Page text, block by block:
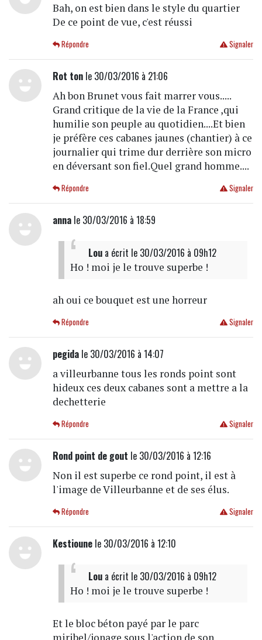
Bah, on est bien dans le style du quartier
De ce point de vue, c'est réussi
Signaler
Répondre
Rot tonle 30/03/2016 à 21:06
Ah bon Brunet vous fait marrer vous.....
Grand critique de la vie de la France ,qui
humilie son peuple au quotidien....Et bien
je préfère ces cabanes jaunes (chantier) à ce
journalier qui trime dur derrière son micro
en déversant son fiel.Quel grand homme....
Signaler
Répondre
annale 30/03/2016 à 18:59
Loua écrit le 30/03/2016 à 09h12
Ho ! moi je le trouve superbe !
ah oui ce bouquet est une horreur
Signaler
Répondre
pegidale 30/03/2016 à 14:07
a villeurbanne tous les ronds point sont
hideux ces deux cabanes sont a mettre a la
dechetterie
Signaler
Répondre
Rond point de gout le 30/03/2016 à 12:16
Non il est superbe ce rond point, il est à
l'image de Villeurbanne et de ses élus.
Signaler
Répondre
Kestiounele 30/03/2016 à 12:10
Loua écrit le 30/03/2016 à 09h12
Ho ! moi je le trouve superbe !
Et le bloc béton payé par le parc
miribel/jonage sous l'action de son